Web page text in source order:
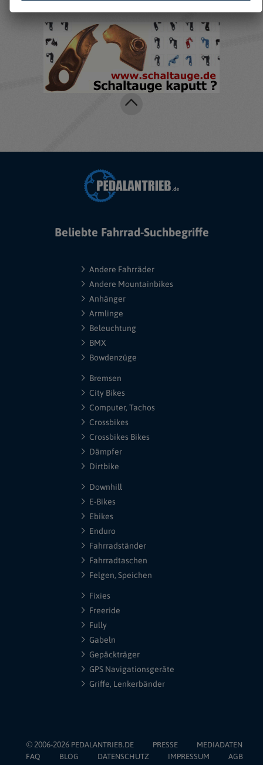
Beliebte Fahrrad-Suchbegriffe
Andere Fahrräder
Andere Mountainbikes
Anhänger
Armlinge
Beleuchtung
BMX
Bowdenzüge
Bremsen
City Bikes
Computer, Tachos
Crossbikes
Crossbikes Bikes
Dämpfer
Dirtbike
Downhill
E-Bikes
Ebikes
Enduro
Fahrradständer
Fahrradtaschen
Felgen, Speichen
Fixies
Freeride
Fully
Gabeln
Gepäckträger
GPS Navigationsgeräte
Griffe, Lenkerbänder
© 2006-2026 PEDALANTRIEB.DE PRESSE
MEDIADATEN
FAQ
BLOG DATENSCHUTZ IMPRESSUM
AGB